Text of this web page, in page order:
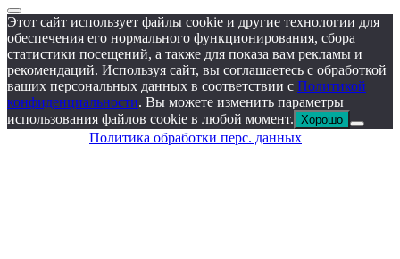
Этот сайт использует файлы cookie и другие технологии для
обеспечения его нормального функционирования, сбора
статистики посещений, а также для показа вам рекламы и
рекомендаций. Используя сайт, вы соглашаетесь с обработкой
ваших персональных данных в соответствии с Политикой
конфиденциальности. Вы можете изменить параметры
использования файлов cookie в любой момент. Хорошо
Политика обработки перс. данных